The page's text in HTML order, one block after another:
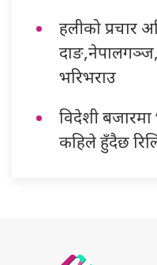
हलीको प्रचार
भरिभराउ
विदेशी
कहिले हुँदैछ